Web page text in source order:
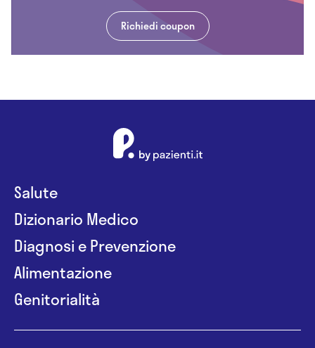
Richiedi coupon
Salute
Dizionario Medico
Diagnosi e Prevenzione
Alimentazione
Genitorialità